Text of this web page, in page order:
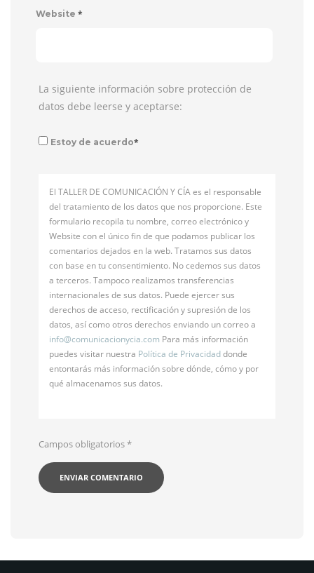
Website *
La siguiente información sobre protección de
datos debe leerse y aceptarse:
Estoy de acuerdo*
El TALLER DE COMUNICACIÓN Y CÍA es el responsable
del tratamiento de los datos que nos proporcione. Este
formulario recopila tu nombre, correo electrónico y
Website con el único fin de que podamos publicar los
comentarios dejados en la web. Tratamos sus datos
con base en tu consentimiento. No cedemos sus datos
a terceros. Tampoco realizamos transferencias
internacionales de sus datos. Puede ejercer sus
derechos de acceso, rectificación y supresión de los
datos, así como otros derechos enviando un correo a
info@comunicacionycia.com Para más información
puedes visitar nuestra Política de Privacidaddonde
entontarás más información sobre dónde, cómo y por
qué almacenamos sus datos.
Campos obligatorios*